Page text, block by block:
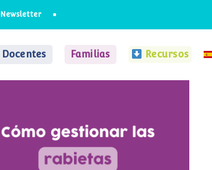
Newsletter
Docentes Familias Recursos
gestionar las rabietas sin morir
en el intento